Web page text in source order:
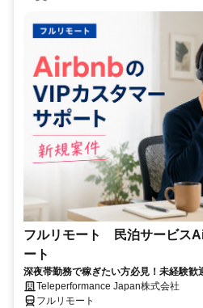
フルリモート 民泊サービス
ート
深夜帯勤務で稼ぎたい方必見！未経験歓
Teleperformance Japan株式会社
フルリモート